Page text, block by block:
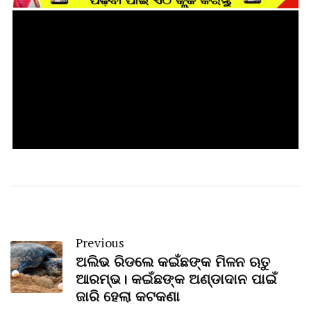
Previous
ଅଲିଭ ରିଡଲେ କଇଁଛଙ୍କ ମିଳନ ଋତୁ
ଆରମ୍ଭ। କଇଁଛଙ୍କ ଅଣ୍ଡାଦାନ ପାଇଁ
ଜାରି ହେଲା କଟକଣା